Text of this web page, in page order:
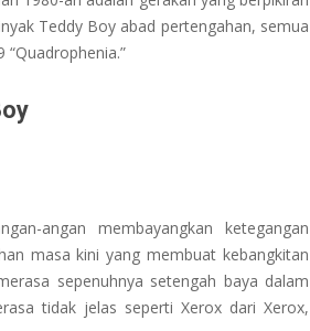
Teddy Boy abad pertengahan, semua
angan membayangkan ketegangan
masa kini yang membuat kebangkitan
sepenuhnya setengah baya dalam
tidak jelas seperti Xerox dari Xerox,